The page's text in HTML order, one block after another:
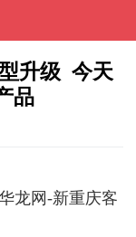
升级 今天
品
龙网-新重庆客